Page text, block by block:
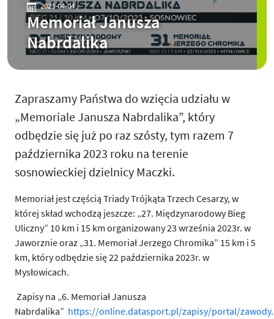
2023-04-04
Memoriał Janusza
Nabrdalika
Zapraszamy Państwa do wzięcia udziału w
„Memoriale Janusza Nabrdalika”, który
odbędzie się już po raz szósty, tym razem 7
października 2023 roku na terenie
sosnowieckiej dzielnicy Maczki.
Memoriał jest częścią Triady Trójkąta Trzech Cesarzy, w
której skład wchodzą jeszcze: „27. Międzynarodowy Bieg
Uliczny” 10 km i 15 km organizowany 23 września 2023r. w
Jaworznie oraz „31. Memoriał Jerzego Chromika” 15 km i 5
km, który odbędzie się 22 października 2023r. w
Mysłowicach.
Zapisy na „6. Memoriał Janusza
Nabrdalika” https://online.datasport.pl/zapisy/portal/